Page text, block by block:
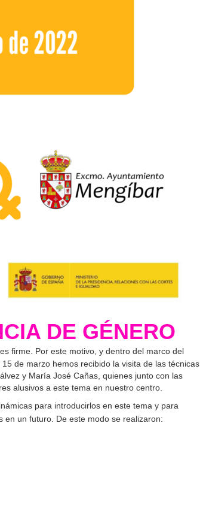
DE GÉNERO
firme. Por este motivo, y dentro del marco del
de marzo hemos recibido la visita de las técnicas
y María José Cañas, quienes junto con las
alusivos a este tema en nuestro centro.
para introducirlos en este tema y para
en un futuro. De este modo se realizaron: